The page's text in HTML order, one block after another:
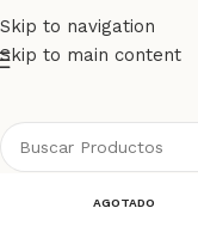
Skip to navigation
Skip to main content
AGOTADO